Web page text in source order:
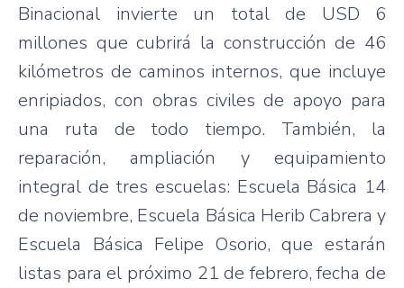
Binacional invierte un total de USD 6
millones que cubrirá la construcción de 46
kilómetros de caminos internos, que incluye
enripiados, con obras civiles de apoyo para
una ruta de todo tiempo. También, la
reparación, ampliación y equipamiento
integral de tres escuelas: Escuela Básica 14
de noviembre, Escuela Básica Herib Cabrera y
Escuela Básica Felipe Osorio, que estarán
listas para el próximo 21 de febrero, fecha de